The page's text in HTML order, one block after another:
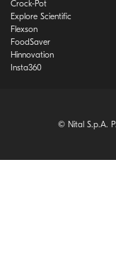
Crock-Pot
Explore Scientific
Flexson
FoodSaver
Hinnovation
Insta360
© Nital S.p.A.